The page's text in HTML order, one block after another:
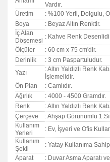
Vardır.
Üretim
: %100 Yerli, Dolgulu,
Boya
: Beyaz Altın Renktir.
İç Alan
Döşemesi
: Kahve Renk
Ölçüler
: 60 cm x 75 cm'dir.
Derinlik
: 3 cm Paspartuludur.
Yazı
: Altın Yaldızlı Renk
İşlemelidir.
Ön Plan
: Camlıdır.
Ağırlık
: 4000 - 4500 Gramdır.
Renk
: Altın Yaldızlı Renk
Çerçeve
: Ahşap Görünümlü
Kullanım
Yerleri
: Ev, İşyeri ve Ofis
Kullanım
Şekli
: Yatay Kullanıma
Aparat
: Duvar Asma Aparatı